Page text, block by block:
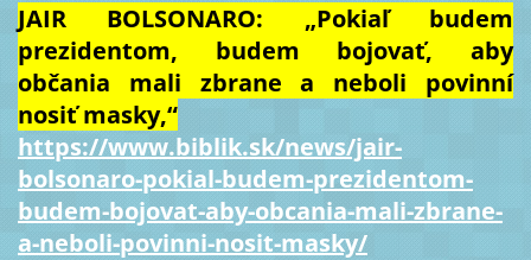
JAIR BOLSONARO: „Pokiaľ budem
prezidentom, budem bojovať, aby
občania mali zbrane a neboli povinní
nosiť masky,“
https://www.biblik.sk/news/jair-
bolsonaro-pokial-budem-prezidentom-
budem-bojovat-aby-obcania-mali-zbrane-
a-neboli-povinni-nosit-masky/